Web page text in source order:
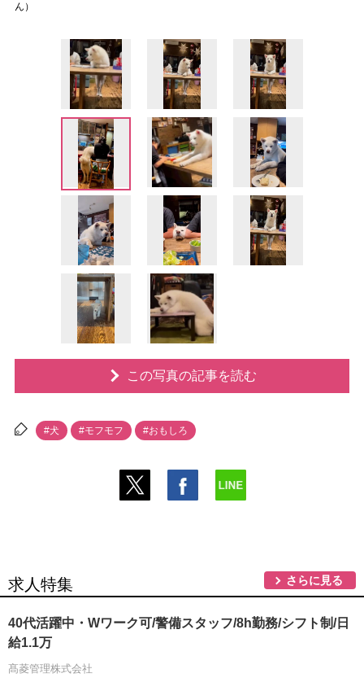
ん）
この写真の記事を読む
#犬 #モフモフ #おもしろ
求人特集 さらに見る
40代活躍中・Wワーク可/警備スタッフ/8h勤務/シフト制/日
給1.1万
髙菱管理株式会社